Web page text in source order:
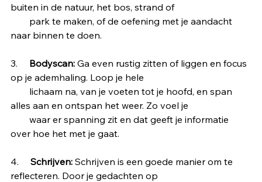
buiten in de natuur, het bos, strand of
naar binnen te doen.
3. Bodyscan: Ga even rustig zitten of liggen en focus
op je ademhaling. Loop je hele
alles aan en ontspan het weer. Zo voel je
over hoe het met je gaat.
4. Schrijven: Schrijven is een goede manier om te
reflecteren. Door je gedachten op